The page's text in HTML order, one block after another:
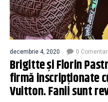
decembrie 4, 2020 0
Brigitte și Florin
firmă inscripționate
Vuitton. Fanii sunt